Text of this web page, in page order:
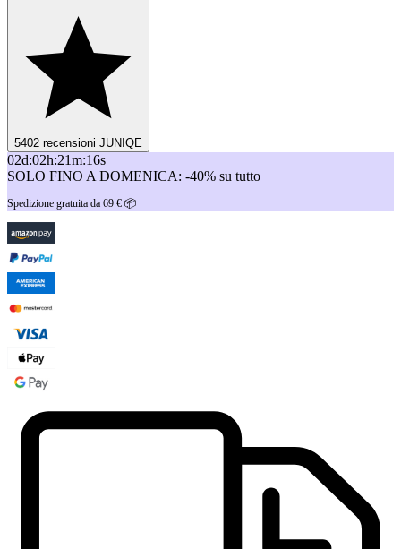
5402 recensioni JUNIQE
02d:02h:21m:16s
SOLO FINO A DOMENICA: -40% su tutto
Spedizione gratuita da 69 € 📦